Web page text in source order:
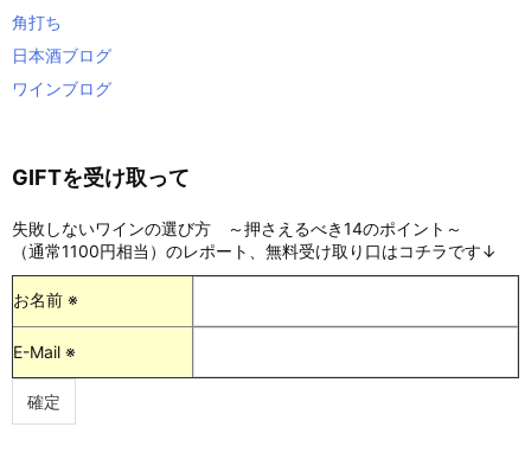
角打ち
日本酒ブログ
ワインブログ
GIFTを受け取って
失敗しないワインの選び方 ～押さえるべき14のポイント～
（通常1100円相当）のレポート、無料受け取り口はコチラです↓
お名前 ※
E-Mail ※